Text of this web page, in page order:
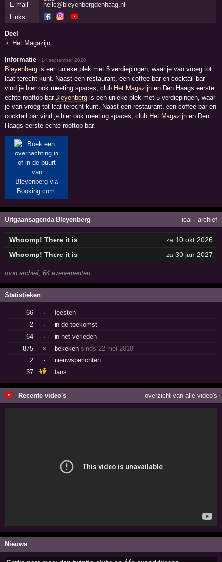
E-mail
hello@bleyenbergdenhaag.nl
Links
Deel
Het Magazijn
Informatie · 14 september 2020
Bleyenberg is een unieke plek met 5 verdiepingen, waar je van vroeg tot
laat terecht kunt. Naast een restaurant, een coffee bar en cocktail bar
vind je hier ook meeting spaces, club Het Magazijn en Den Haags eerste
echte rooftop bar. Bleyenberg is een unieke plek met 5 verdiepingen, waar
je van vroeg tot laat terecht kunt. Naast een restaurant, een coffee bar en
cocktail bar vind je hier ook meeting spaces, club Het Magazijn en Den
Haags eerste echte rooftop bar.
Uitgaansagenda Bleyenberg ical · archief
Whoomp! There it is
za 10 okt 2026
Whoomp! There it is
za 30 jan 2027
toon archief, 64 evenementen
Statistieken
66 ·
feesten
2
·
in de toekomst
64
·
in het verleden
875
× bekekensinds 22 mei 2018
2
·
nieuwsberichten
37
fans
Recente video's overzicht van alle video's
Nieuws